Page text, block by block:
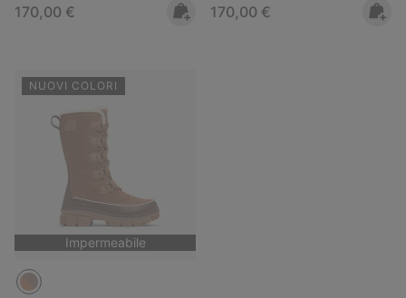
Regular price:
170,00 € Regular price:
170,00 €
NUOVI COLORI
Impermeabile